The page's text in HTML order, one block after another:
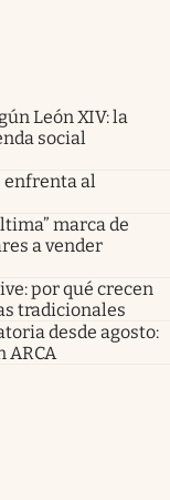
León XIV: la
social
enfrenta al
marca de
a vender
por qué crecen
tradicionales
desde agosto:
ARCA